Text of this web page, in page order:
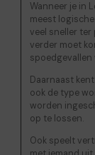
Wanneer je in
meest logische
veel sneller ter
verder moet
spoedgevallen
Daarnaast
ook de type
worden
op te lossen.
Ook speelt